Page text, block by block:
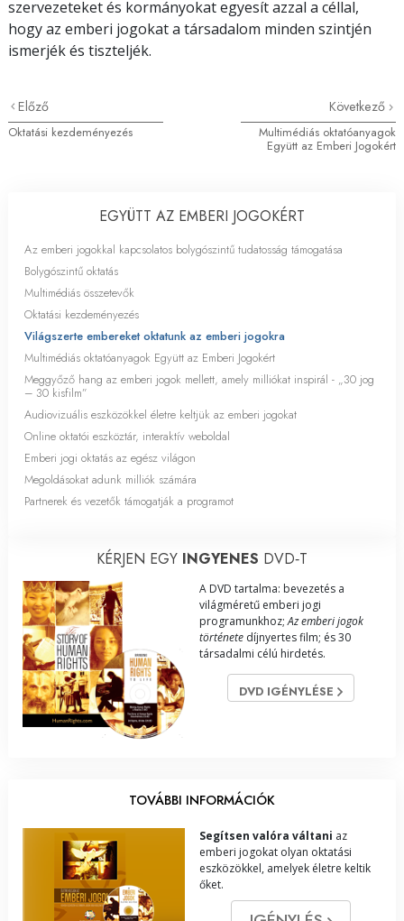
szervezeteket és kormányokat egyesít azzal a céllal,
hogy az emberi jogokat a társadalom minden szintjén
ismerjék és tiszteljék.
Előző
Oktatási kezdeményezés
Következő
Multimédiás oktatóanyagok
Együtt az Emberi Jogokért
EGYÜTT AZ EMBERI JOGOKÉRT
Az emberi jogokkal kapcsolatos bolygószintű tudatosság támogatása
Bolygószintű oktatás
Multimédiás összetevők
Oktatási kezdeményezés
Világszerte embereket oktatunk az emberi jogokra
Multimédiás oktatóanyagok Együtt az Emberi Jogokért
Meggyőző hang az emberi jogok mellett, amely milliókat inspirál - „30 jog
– 30 kisfilm”
Audiovizuális eszközökkel életre keltjük az emberi jogokat
Online oktatói eszköztár, interaktív weboldal
Emberi jogi oktatás az egész világon
Megoldásokat adunk milliók számára
Partnerek és vezetők támogatják a programot
KÉRJEN EGY INGYENES DVD‑T
A DVD tartalma: bevezetés a
világméretű emberi jogi
programunkhoz;Az emberi jogok
története díjnyertes film; és 30
társadalmi célú hirdetés.
DVD IGÉNYLÉSE
TOVÁBBI INFORMÁCIÓK
Segítsen valóra váltani az
emberi jogokat olyan oktatási
eszközökkel, amelyek életre keltik
őket.